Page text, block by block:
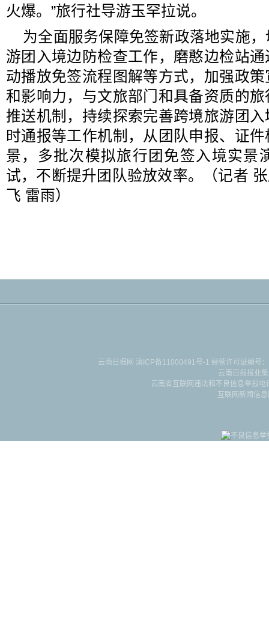
火爆。”旅行社导游玉罕拉说。
为全面服务保障免签新政落地实施
游团入境边防检查工作，磨憨边检站
动播放免签流程图解等方式，加强政
和影响力，与文旅部门和具备资质的
推送机制，持续探索完善跨境旅游团
时通报等工作机制，从团队申报、证
景，多批次模拟旅行团免签入境实景
试，不断提升团队验放效率。（记者
飞 雷雨）
云南日报网 滇ICP备11000491号-1 经营许可证编号
云南日报报业
云南省互联网违法和不良信息举报
互联网新闻信